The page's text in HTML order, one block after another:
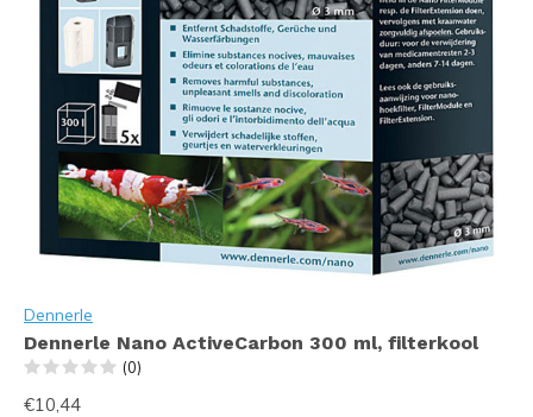
Dennerle
Dennerle Nano ActiveCarbon 300 ml, filterkool
(0)
€10,44